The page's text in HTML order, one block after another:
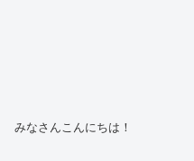
みなさんこんにちは！